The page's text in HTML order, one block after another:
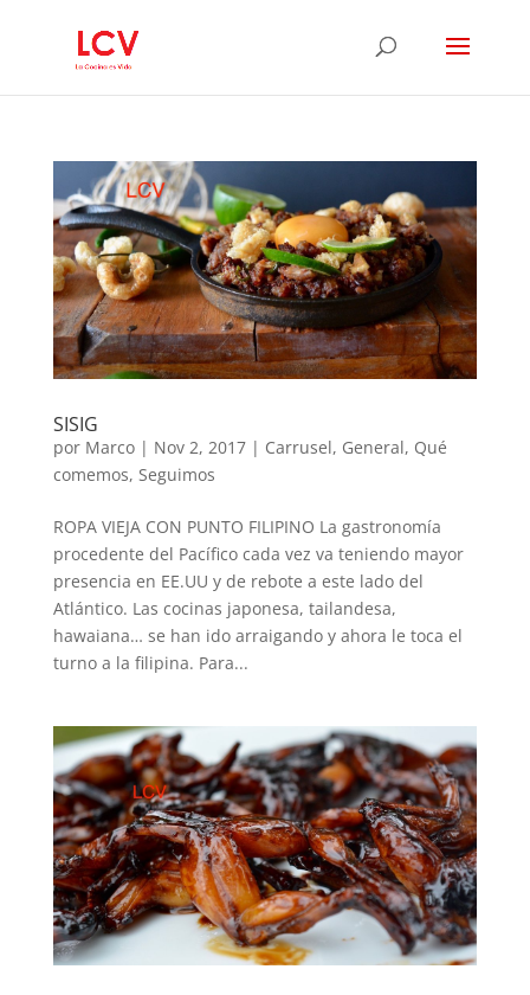
SISIG
por Marco| Nov 2, 2017| Carrusel, General, Qué
comemos, Seguimos
ROPA VIEJA CON PUNTO FILIPINO La gastronomía
procedente del Pacífico cada vez va teniendo mayor
presencia en EE.UU y de rebote a este lado del
Atlántico. Las cocinas japonesa, tailandesa,
hawaiana… se han ido arraigando y ahora le toca el
turno a la filipina. Para...